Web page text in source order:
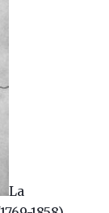
La